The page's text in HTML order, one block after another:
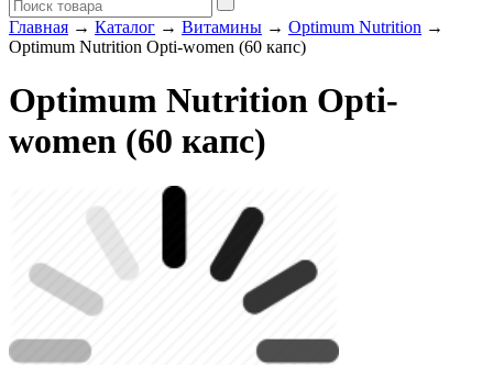
Главная → Каталог → Витамины → Optimum Nutrition →
Optimum Nutrition Opti-women (60 капс)
Optimum Nutrition Opti-
women (60 капс)